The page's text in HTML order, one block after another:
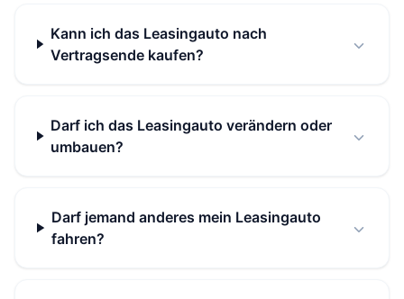
Kann ich das Leasingauto nach
Vertragsende kaufen?
Darf ich das Leasingauto verändern oder
umbauen?
Darf jemand anderes mein Leasingauto
fahren?